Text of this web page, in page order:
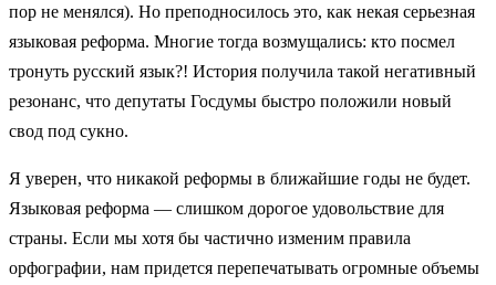
пор не менялся). Но преподносилось это, как некая серьезная
языковая реформа. Многие тогда возмущались: кто посмел
тронуть русский язык?! История получила такой негативный
резонанс, что депутаты Госдумы быстро положили новый
свод под сукно.
Я уверен, что никакой реформы в ближайшие годы не будет.
Языковая реформа — слишком дорогое удовольствие для
страны. Если мы хотя бы частично изменим правила
орфографии, нам придется перепечатывать огромные объемы